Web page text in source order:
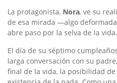
La protagonista, Nora, ve su
de esa mirada —algo
abre paso por la selva de la vida.
El día de su séptimo
larga conversación con su
final de la vida, la posibilidad